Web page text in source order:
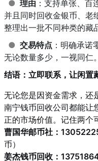
● 理由 ：支持单张、百
并且同时回收金银币、老
整理出一批不同种类的藏
● 交易特点 ：明确承诺
无论数量多少，一视同仁。
结语：立即联系，让闲置
无论您是因资金需求，还
南宁钱币回收公司都能让
正的市场价值。记住两个
曹国华邮币社：
币）
姜杰钱币回收：